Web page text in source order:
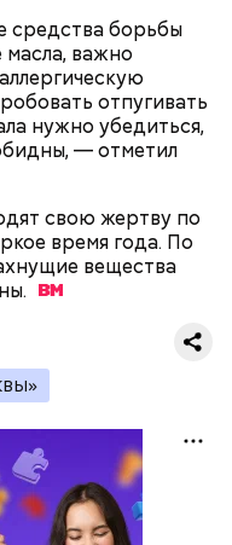
средства борьбы
важно
отпугивать
нужно убедиться,
— отметил
свою жертву по
время года. По
вещества
важно не
были на ногах.
замеры радиации.
отдых. Работа и
— говорит он.
а также
Многие мамы
прося святого
сберечь от разных
святому
Святителя
19 декабря
мая Никола вешний
в память об